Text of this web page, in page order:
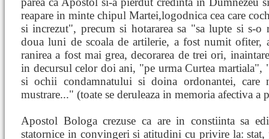
reapare in minte chipul Martei,logodnica cea care
si increzut", precum si hotararea sa "sa lupte si s-o
doua luni de scoala de artilerie, a fost numit ofiter,
ranirea a fost mai grea, decorarea de trei ori,
in decursul celor doi ani, "pe urma Curtea martiala",
si ochii condamnatului si doina ordonantei,
mustrare..." (toate se deruleaza in memoria afectiva a
Apostol Bologa crezuse ca are in constiinta sa
statornice in convingeri si atitudini cu privire la: stat,